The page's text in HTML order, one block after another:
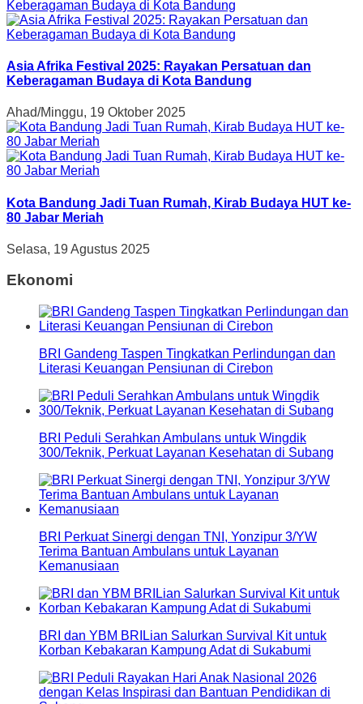
Asia Afrika Festival 2025: Rayakan Persatuan dan
Keberagaman Budaya di Kota Bandung
Ahad/Minggu, 19 Oktober 2025
Kota Bandung Jadi Tuan Rumah, Kirab Budaya HUT ke-
80 Jabar Meriah
Selasa, 19 Agustus 2025
Ekonomi
BRI Gandeng Taspen Tingkatkan Perlindungan dan
Literasi Keuangan Pensiunan di Cirebon
BRI Peduli Serahkan Ambulans untuk Wingdik
300/Teknik, Perkuat Layanan Kesehatan di Subang
BRI Perkuat Sinergi dengan TNI, Yonzipur 3/YW
Terima Bantuan Ambulans untuk Layanan
Kemanusiaan
BRI dan YBM BRILian Salurkan Survival Kit untuk
Korban Kebakaran Kampung Adat di Sukabumi